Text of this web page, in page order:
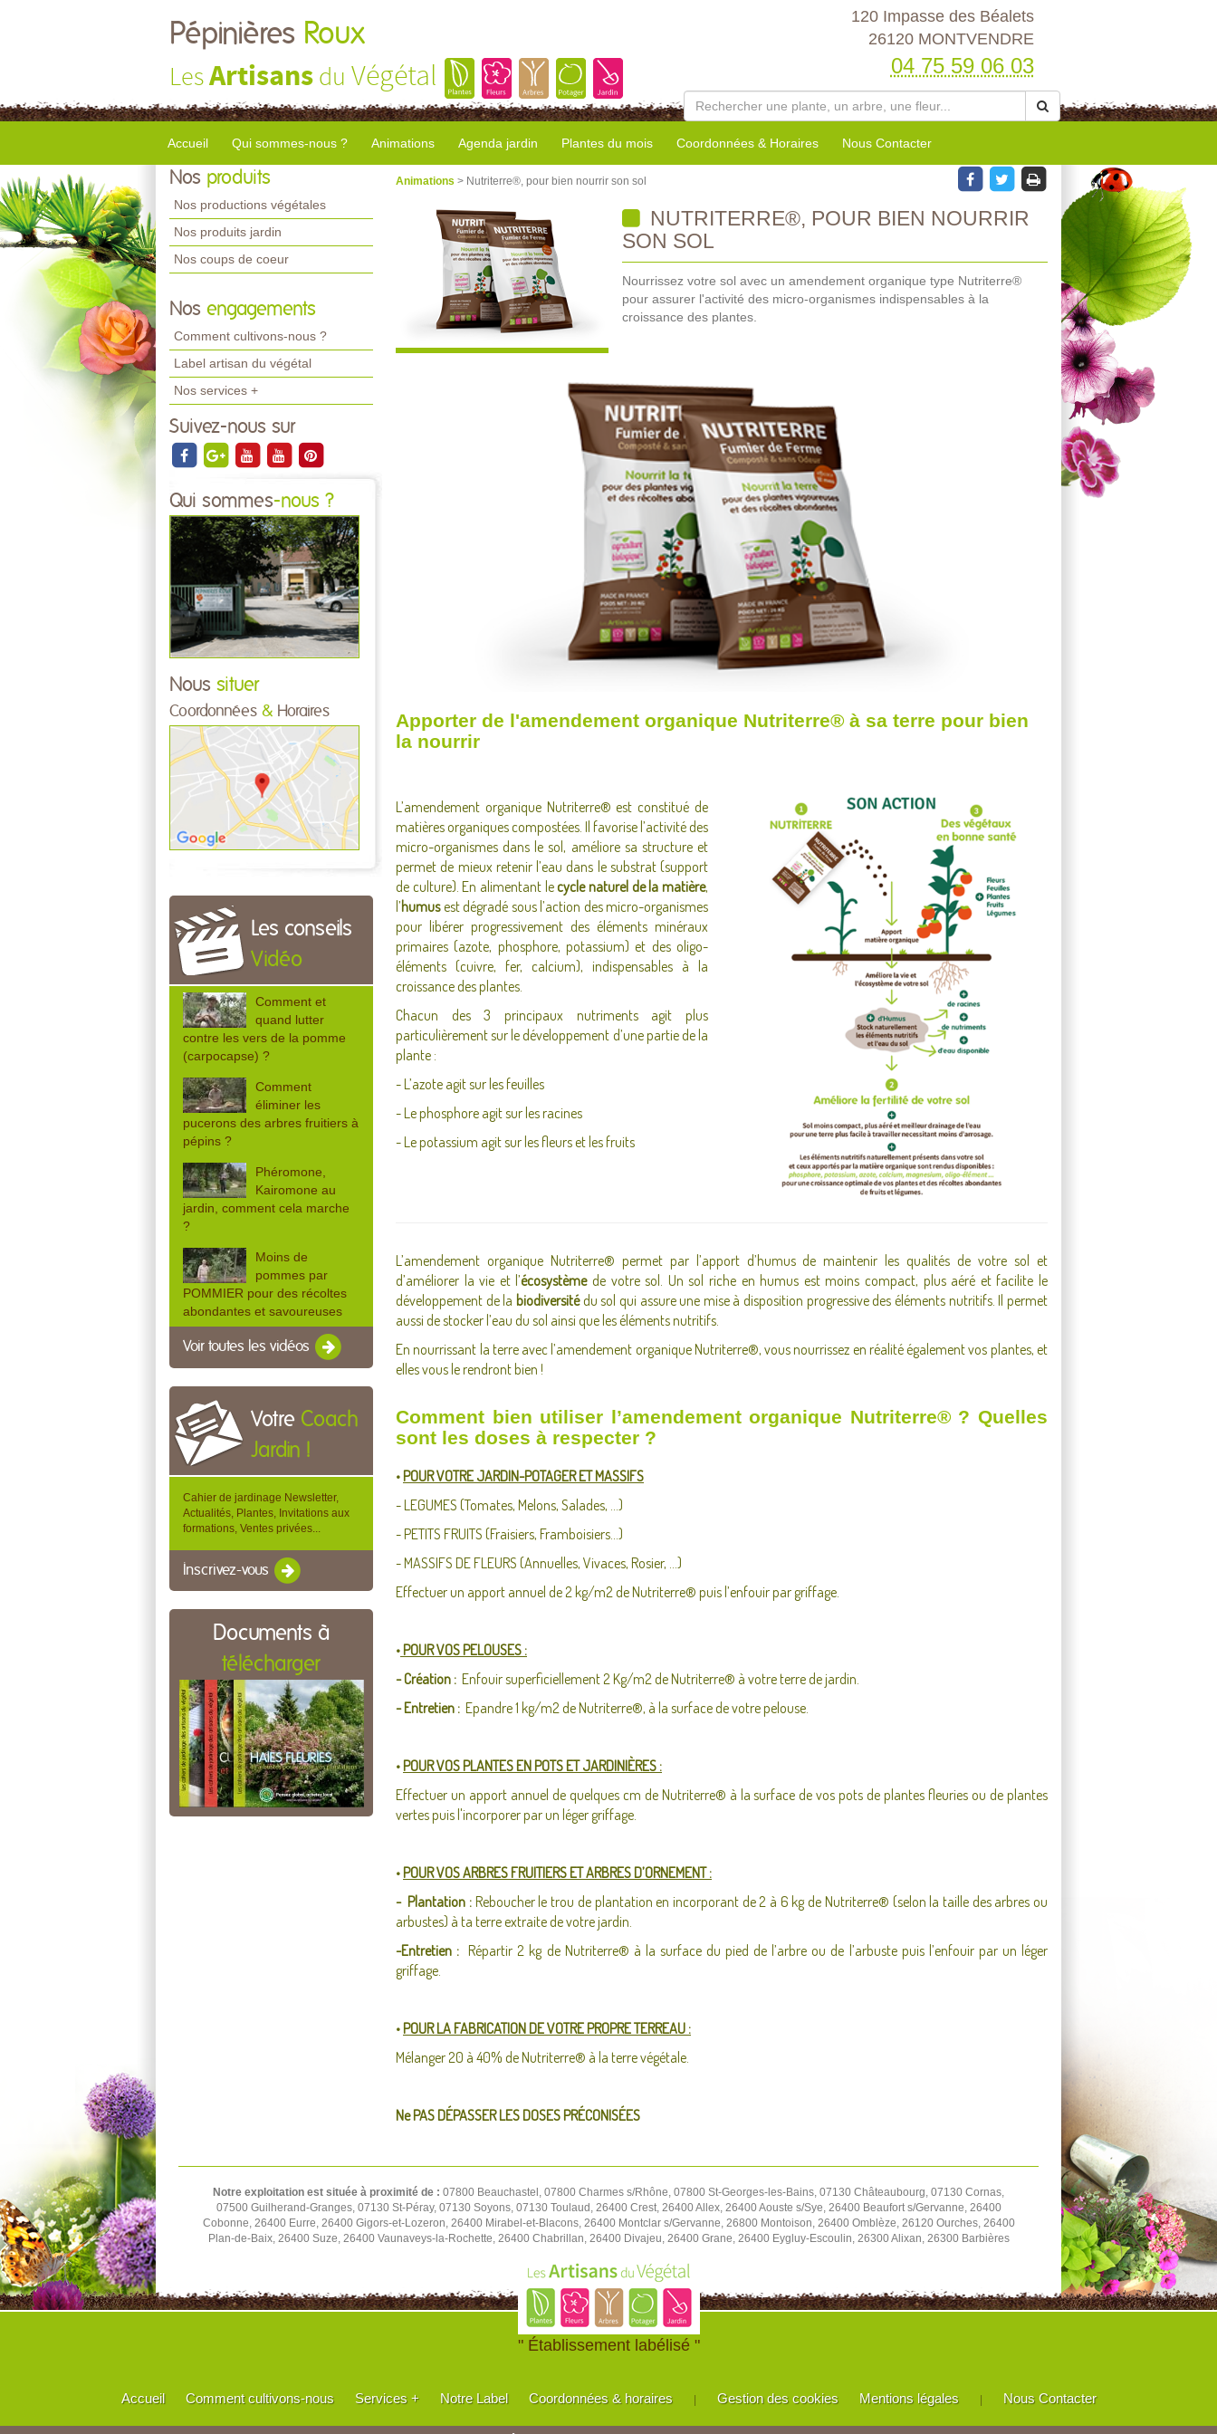
Pépinières Roux
LesArtisans du Végétal
120 Impasse des Béalets
26120 MONTVENDRE
04 75 59 06 03
Accueil Qui sommes-nous ? Animations Agenda jardin Plantes du mois Coordonnées & Horaires Nous Contacter
Nos produits
Nos productions végétales
Nos produits jardin
Nos coups de coeur
Nos engagements
Comment cultivons-nous ?
Label artisan du végétal
Nos services +
Suivez-nous sur
Qui sommes-nous ?
Nous situer
Coordonnées & Horaires
Les conseils
Vidéo
Comment et
quand lutter
contre les vers de la pomme
(carpocapse) ?
Comment
éliminer les
pucerons des arbres fruitiers à
pépins ?
Phéromone,
Kairomone au
jardin, comment cela marche
?
Moins de
pommes par
POMMIER pour des récoltes
abondantes et savoureuses
Voir toutes les vidéos
Votre Coach
Jardin !
Cahier de jardinage Newsletter,
Actualités, Plantes, Invitations aux
formations, Ventes privées...
Inscrivez-vous
Documents à
télécharger
Animations > Nutriterre®, pour bien nourrir son sol
NUTRITERRE®, POUR BIEN NOURRIR
SON SOL
Nourrissez votre sol avec un amendement organique type Nutriterre®
pour assurer l'activité des micro-organismes indispensables à la
croissance des plantes.
Apporter de l'amendement organique Nutriterre® à sa terre pour bien
la nourrir
L’amendement organique Nutriterre® est constitué de
matières organiques compostées. Il favorise l’activité des
micro-organismes dans le sol, améliore sa structure et
permet de mieux retenir l’eau dans le substrat (support
de culture). En alimentant lecycle naturel de la matière,
l’humusest dégradé sous l’action des micro-organismes
pour libérer progressivement des éléments minéraux
primaires (azote, phosphore, potassium) et des oligo-
éléments (cuivre, fer, calcium), indispensables à la
croissance des plantes.
Chacun des 3 principaux nutriments agit plus
particulièrement sur le développement d’une partie de la
plante :
- L’azote agit sur les feuilles
-Le phosphore agit sur les racines
- Le potassium agit sur les fleurs et les fruits
L’amendement organique Nutriterre® permet par l’apport d’humus de maintenir les qualités de votre sol et
d’améliorer la vie et l’écosystèmede votre sol. Un sol riche en humus est moins compact, plus aéré et facilite le
développement de la biodiversitédu sol qui assure une mise à disposition progressive des éléments nutritifs. Il permet
aussi de stocker l’eau du sol ainsi que les éléments nutritifs.
En nourrissant la terre avec l’amendement organique Nutriterre®, vous nourrissez en réalité également vos plantes, et
elles vous le rendront bien !
Comment bien utiliser l’amendement organique Nutriterre® ? Quelles
sont les doses à respecter ?
•POUR VOTRE JARDIN-POTAGER ET MASSIFS
- LEGUMES (Tomates, Melons, Salades, ...)
- PETITS FRUITS (Fraisiers, Framboisiers...)
- MASSIFS DE FLEURS (Annuelles, Vivaces, Rosier, …)
Effectuer un apport annuel de 2 kg/m2 de Nutriterre® puis l’enfouir par griffage.
•POUR VOS PELOUSES :
- Création : Enfouir superficiellement 2 Kg/m2 de Nutriterre® à votre terre de jardin.
- Entretien : Epandre 1 kg/m2 de Nutriterre®, à la surface de votre pelouse.
•POUR VOS PLANTES EN POTS ET JARDINIÈRES :
Effectuer un apport annuel de quelques cm de Nutriterre® à la surface de vos pots de plantes fleuries ou de plantes
vertes puis l'incorporer par un léger griffage.
•POUR VOS ARBRES FRUITIERS ET ARBRES D’ORNEMENT :
- Plantation : Reboucher le trou de plantation en incorporant de 2 à 6 kg de Nutriterre® (selon la taille des arbres ou
arbustes) à ta terre extraite de votre jardin.
-Entretien :Répartir 2 kg de Nutriterre® à la surface du pied de l’arbre ou de l’arbuste puis l’enfouir par un léger
griffage.
•POUR LA FABRICATION DE VOTRE PROPRE TERREAU :
Mélanger 20 à 40% de Nutriterre® à la terre végétale.
Ne PAS DÉPASSER LES DOSES PRÉCONISÉES
Notre exploitation est située à proximité de : 07800 Beauchastel, 07800 Charmes s/Rhône, 07800 St-Georges-les-Bains, 07130 Châteaubourg, 07130 Cornas,
07500 Guilherand-Granges, 07130 St-Péray, 07130 Soyons, 07130 Toulaud, 26400 Crest, 26400 Allex, 26400 Aouste s/Sye, 26400 Beaufort s/Gervanne, 26400
Cobonne, 26400 Eurre, 26400 Gigors-et-Lozeron, 26400 Mirabel-et-Blacons, 26400 Montclar s/Gervanne, 26800 Montoison, 26400 Omblèze, 26120 Ourches, 26400
Plan-de-Baix, 26400 Suze, 26400 Vaunaveys-la-Rochette, 26400 Chabrillan, 26400 Divajeu, 26400 Grane, 26400 Eygluy-Escoulin, 26300 Alixan, 26300 Barbières
" Établissement labélisé "
Accueil Comment cultivons-nous Services + Notre Label Coordonnées & horaires Gestion des cookies Mentions légales Nous Contacter